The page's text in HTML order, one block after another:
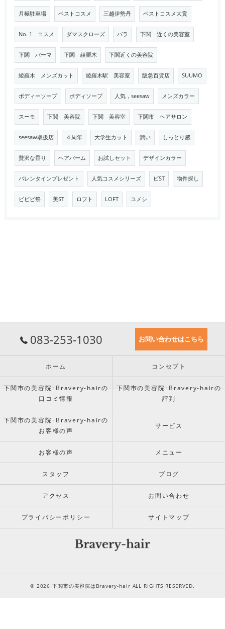
月極駐車場 ベストコスメ 三越伊勢丹 ベストコスメ大賞
No. 1 コスメ ダマスクローズ バラ 下関 近くの美容室
下関 パーマ 下関 綾羅木 下関近くの美容院
綾羅木 メンズカット 綾羅木駅 美容室 阪急百貨店 SUUMO
ボディーソープ ボディソープ 人気，seesaw メンズカラー
スーモ 下関 美容院 下関 美容室 下関市 ヘアサロン
seesaw取扱店 ４周年 大学生カット 潤い しっとり感
贅沢な香り ヘアバーム お試しセット デザインカラー
バレンタインプレゼント 人気コスメシリーズ ビST 物件探し
ビビビ祭 美ST ロフト LOFT ユメシ
083-253-1030 お問い合わせはこちら
ホーム コンセプト
下関市の美容院･Bravery-hairの
口コミ情報
下関市の美容院･Bravery-hairの
評判
下関市の美容院･Bravery-hairの
お客様の声
サービス
お客様の声 メニュー
スタッフ ブログ
アクセス お問い合わせ
プライバシーポリシー サイトマップ
© 2026 下関市の美容院はBravery-hair ALL RIGHTS RESERVED.